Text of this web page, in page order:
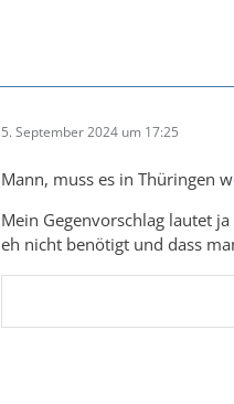
5. September 2024 um 17:25
Mann, muss es in Thüringen
Mein Gegenvorschlag lautet
eh nicht benötigt und dass